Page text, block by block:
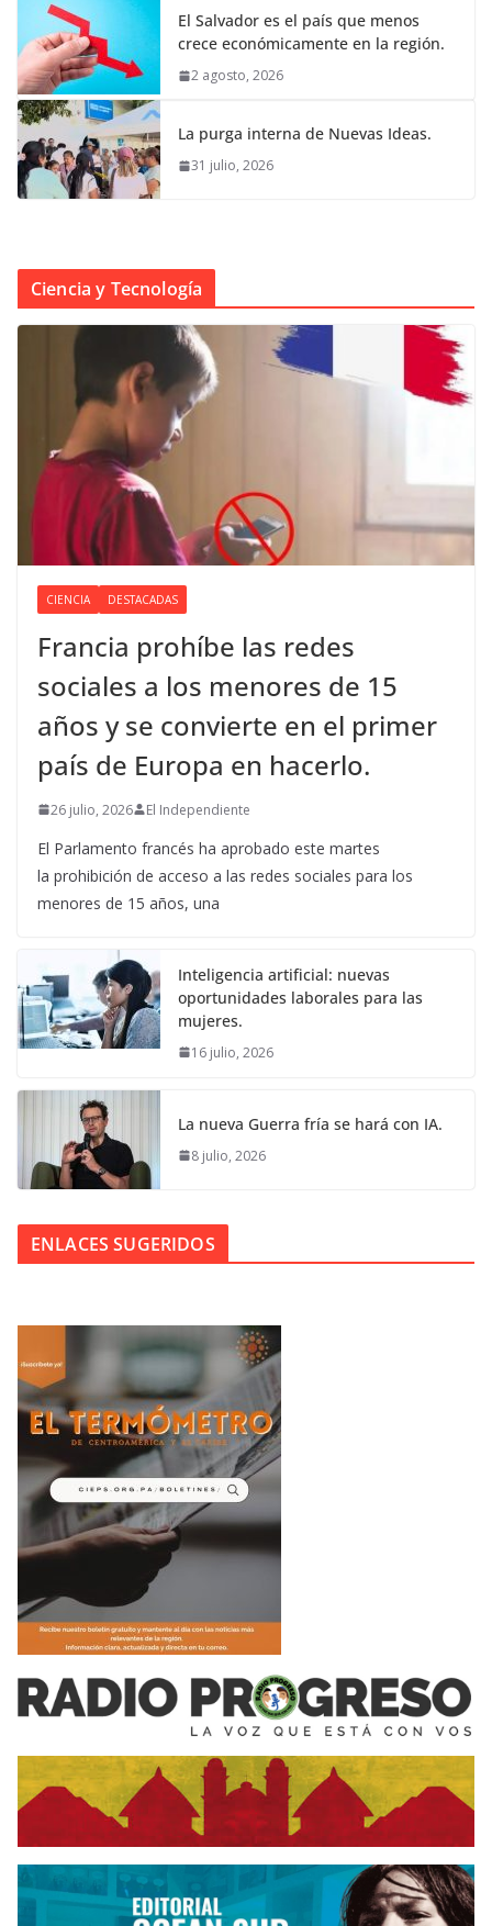
El Salvador es el país que menos
crece económicamente en la región.
2 agosto, 2026
La purga interna de Nuevas Ideas.
31 julio, 2026
Ciencia y Tecnología
CIENCIA DESTACADAS
Francia prohíbe las redes
sociales a los menores de 15
años y se convierte en el primer
país de Europa en hacerlo.
26 julio, 2026 El Independiente
El Parlamento francés ha aprobado este martes
la prohibición de acceso a las redes sociales para los
menores de 15 años, una
Inteligencia artificial: nuevas
oportunidades laborales para las
mujeres.
16 julio, 2026
La nueva Guerra fría se hará con IA.
8 julio, 2026
ENLACES SUGERIDOS